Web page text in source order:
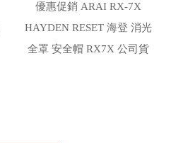
優惠促銷 ARAI RX-7X
HAYDEN RESET 海登 消光
全罩 安全帽 RX7X 公司貨